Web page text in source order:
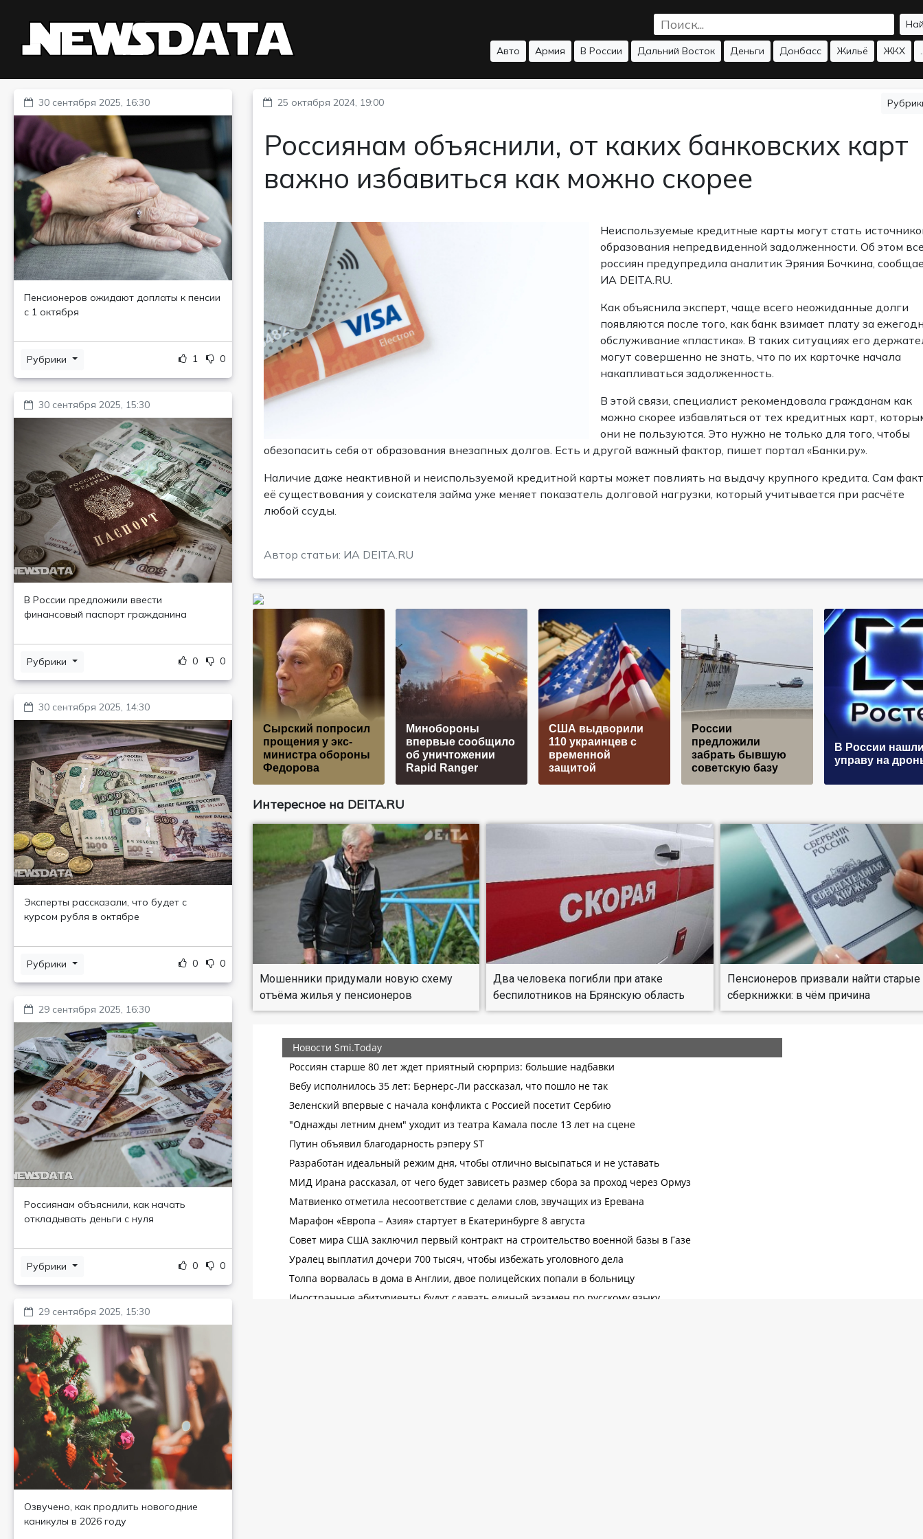
Авто Армия В России Дальний Восток Деньги Донбасс Жильё ЖКХ
30 сентября 2025, 16:30
Пенсионеров ожидают доплаты к пенсии
с 1 октября
Рубрики 1 0
30 сентября 2025, 15:30
В России предложили ввести
финансовый паспорт гражданина
Рубрики 0 0
30 сентября 2025, 14:30
Эксперты рассказали, что будет с
курсом рубля в октябре
Рубрики 0 0
29 сентября 2025, 16:30
Россиянам объяснили, как начать
откладывать деньги с нуля
Рубрики 0 0
29 сентября 2025, 15:30
Озвучено, как продлить новогодние
каникулы в 2026 году
25 октября 2024, 19:00
Россиянам объяснили, от каких банковских карт
важно избавиться как можно скорее
Неиспользуемые кредитные карты могут стать
образования непредвиденной задолженности. Об этом
россиян предупредила аналитик Эряния Бочкина,
ИА DEITA.RU.
Как объяснила эксперт, чаще всего неожиданные долги
появляются после того, как банк взимает плату за
обслуживание «пластика». В таких ситуациях его
могут совершенно не знать, что по их карточке начала
накапливаться задолженность.
В этой связи, специалист рекомендовала гражданам как
можно скорее избавляться от тех кредитных карт,
они не пользуются. Это нужно не только для того, чтобы
обезопасить себя от образования внезапных долгов. Есть и другой важный фактор, пишет портал «Банки.ру».
Наличие даже неактивной и неиспользуемой кредитной карты может повлиять на выдачу крупного кредита. Сам факт
её существования у соискателя займа уже меняет показатель долговой нагрузки, который учитывается при расчёте
любой ссуды.
Автор статьи: ИА DEITA.RU
Сырский попросил
прощения у экс-
министра обороны
Федорова
Минобороны
впервые сообщило
об уничтожении
Rapid Ranger
США выдворили
110 украинцев с
временной
защитой
России
предложили
забрать бывшую
советскую базу
В России
управу на
Интересное на DEITA.RU
Мошенники придумали новую схему
отъёма жилья у пенсионеров
Два человека погибли при атаке
беспилотников на Брянскую область
Пенсионеров призвали найти старые
сберкнижки: в чём причина